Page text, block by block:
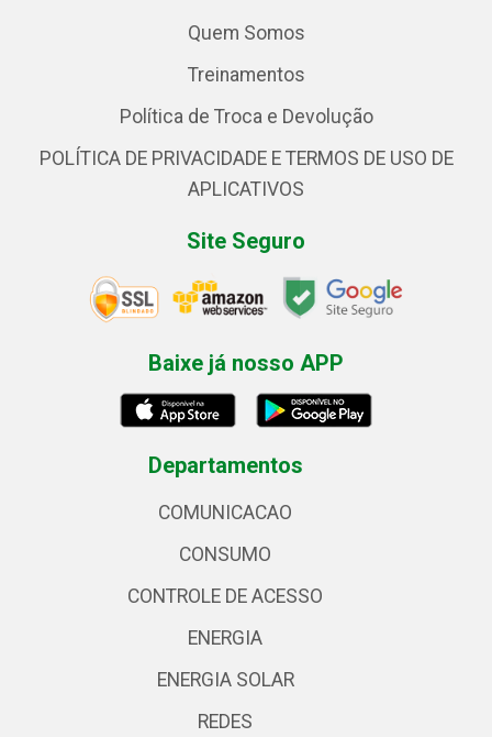
Quem Somos
Treinamentos
Política de Troca e Devolução
POLÍTICA DE PRIVACIDADE E TERMOS DE USO DE
APLICATIVOS
Site Seguro
Baixe já nosso APP
Departamentos
COMUNICACAO
CONSUMO
CONTROLE DE ACESSO
ENERGIA
ENERGIA SOLAR
REDES